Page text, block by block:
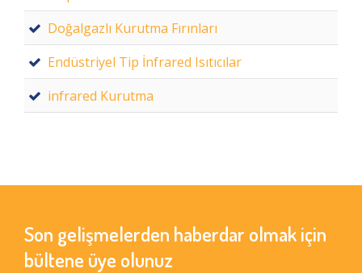
Doğalgazlı Kurutma Fırınları
Endüstriyel Tip İnfrared Isıtıcılar
infrared Kurutma
Son gelişmelerden haberdar olmak için
bültene üye olunuz